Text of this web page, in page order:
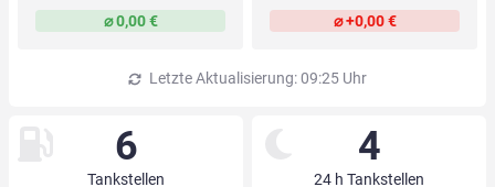
⌀ 0,00 € ⌀ +0,00 €
Letzte Aktualisierung: 09:25 Uhr
6
Tankstellen
4
24 h Tankstellen